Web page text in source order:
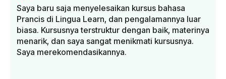
Saya baru saja menyelesaikan kursus bahasa
Prancis di Lingua Learn, dan pengalamannya luar
biasa. Kursusnya terstruktur dengan baik, materinya
menarik, dan saya sangat menikmati kursusnya.
Saya merekomendasikannya.